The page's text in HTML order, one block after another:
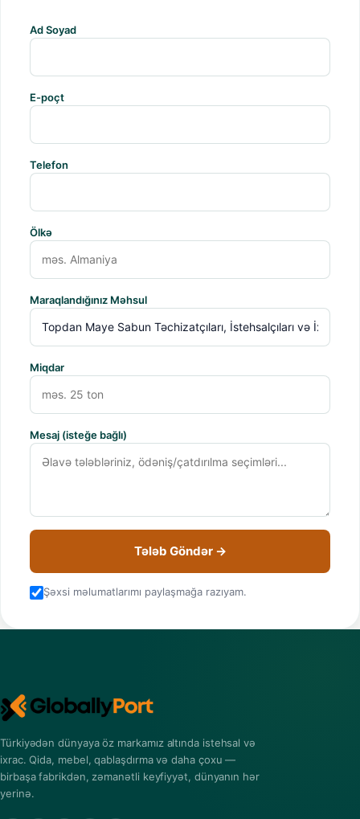
Ad Soyad
E-poçt
Telefon
Ölkə
Maraqlandığınız Məhsul
Miqdar
Mesaj (isteğe bağlı)
Tələb Göndər →
Şəxsi məlumatlarımı paylaşmağa razıyam.
Türkiyədən dünyaya öz markamız altında istehsal və
ixrac. Qida, mebel, qablaşdırma və daha çoxu —
birbaşa fabrikdən, zəmanətli keyfiyyət, dünyanın hər
yerinə.